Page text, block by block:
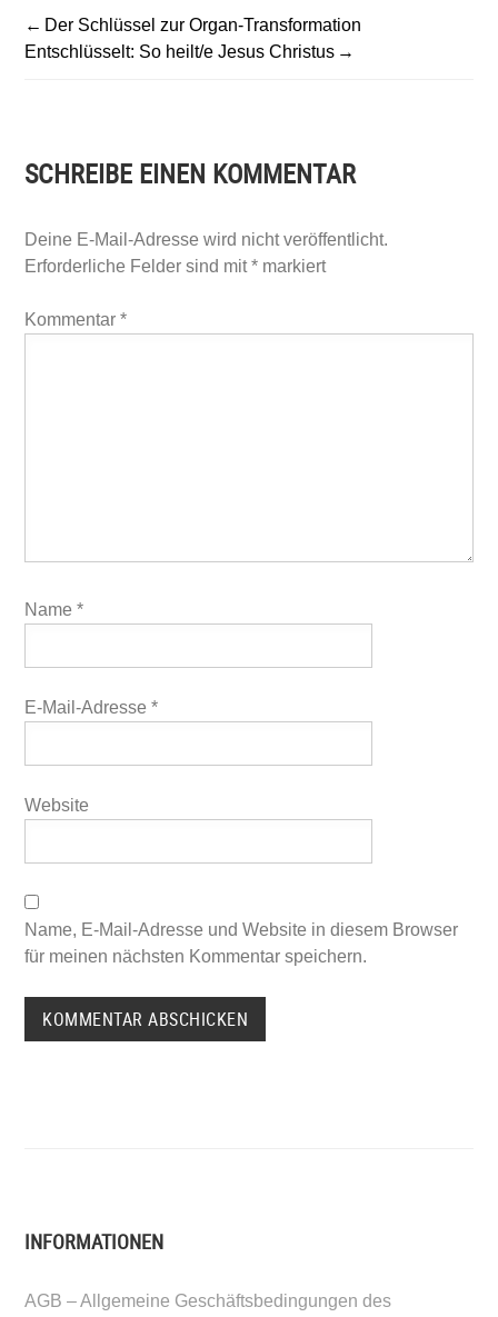
BEITRAGSNAVIGATION
Der Schlüssel zur Organ-Transformation
Entschlüsselt: So heilt/e Jesus Christus
SCHREIBE EINEN KOMMENTAR
Deine E-Mail-Adresse wird nicht veröffentlicht.
Erforderliche Felder sind mit* markiert
Kommentar*
Name*
E-Mail-Adresse*
Website
Name, E-Mail-Adresse und Website in diesem Browser
für meinen nächsten Kommentar speichern.
INFORMATIONEN
AGB – Allgemeine Geschäftsbedingungen des